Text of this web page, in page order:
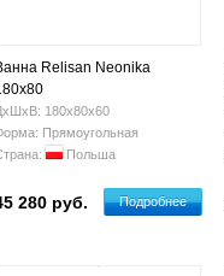
Relisan Neonika
180х80х60
Прямоугольная
Польша
280 руб. Подробнее